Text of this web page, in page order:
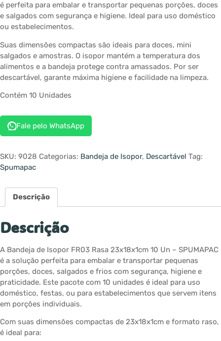
é perfeita para embalar e transportar pequenas porções, doces
e salgados com segurança e higiene. Ideal para uso doméstico
ou estabelecimentos.
Suas dimensões compactas são ideais para doces, mini
salgados e amostras. O isopor mantém a temperatura dos
alimentos e a bandeja protege contra amassados. Por ser
descartável, garante máxima higiene e facilidade na limpeza.
Contém 10 Unidades
Fale pelo WhatsApp
SKU: 9028 Categorias: Bandeja de Isopor, Descartável Tag:
Spumapac
Descrição
Descrição
A Bandeja de Isopor FR03 Rasa 23x18x1cm 10 Un – SPUMAPAC
é a solução perfeita para embalar e transportar pequenas
porções, doces, salgados e frios com segurança, higiene e
praticidade. Este pacote com 10 unidades é ideal para uso
doméstico, festas, ou para estabelecimentos que servem itens
em porções individuais.
Com suas dimensões compactas de 23x18x1cm e formato raso,
é ideal para: